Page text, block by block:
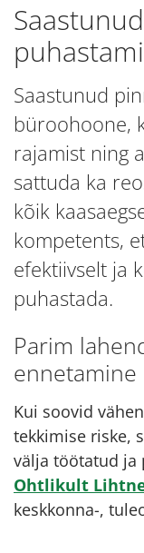
Saastunud
büroohoone,
rajamist ning
sattuda ka
kõik
kompetents,
efektiivselt ja
puhastada.
Parim
ennetamine
Kui soovid
tekkimise riske,
välja töötatud ja
Ohtlikult
keskkonna-,